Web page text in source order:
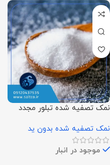
نمک تصفیه شده تبلور مجدد
نمک تصفیه شده بدون ید
موجود در انبار